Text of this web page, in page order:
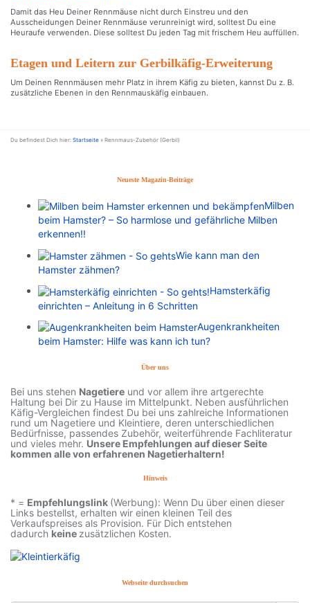
Damit das Heu Deiner Rennmäuse nicht durch Einstreu und den
Ausscheidungen Deiner Rennmäuse verunreinigt wird, solltest Du eine
Heuraufe verwenden. Diese solltest Du jeden Tag mit frischem Heu auffüllen.
Etagen und Leitern zur Gerbilkäfig-Erweiterung
Um Deinen Rennmäusen mehr Platz in ihrem Käfig zu bieten, kannst Du z. B.
zusätzliche Ebenen in den Rennmauskäfig einbauen.
Du befindest Dich hier: Startseite » Rennmaus-Zubehör (Gerbil)
Neueste Magazin-Beiträge
Milben
beim Hamster? – So harmlose und gefährliche Milben
erkennen!!
Wie kann man den
Hamster zähmen?
Hamsterkäfig
einrichten – Anleitung in 6 Schritten
Augenkrankheiten
beim Hamster: Hilfe was kann ich tun?
Über uns
Bei uns stehen Nagetiere und vor allem ihre artgerechte
Haltung bei Dir zu Hause im Mittelpunkt. Neben ausführlichen
Käfig-Vergleichen findest Du bei uns zahlreiche Informationen
rund um Nagetiere und Kleintiere, deren unterschiedlichen
Bedürfnisse, passendes Zubehör, weiterführende Fachliteratur
und vieles mehr. Unsere Empfehlungen auf dieser Seite
kommen alle von erfahrenen Nagetierhaltern!
Hinweis
* = Empfehlungslink (Werbung): Wenn Du über einen dieser
Links bestellst, erhalten wir einen kleinen Teil des
Verkaufspreises als Provision. Für Dich entstehen
dadurch keine zusätzlichen Kosten.
Webseite durchsuchen